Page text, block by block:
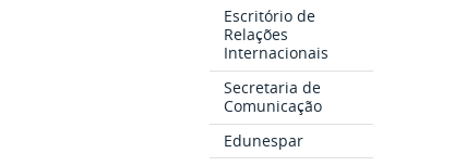
Escritório de
Relações
Internacionais
Secretaria de
Comunicação
Edunespar